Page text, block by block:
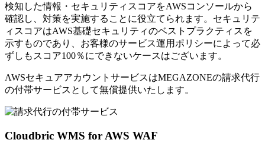
検知した情報・セキュリティスコアをAWSコンソールから
確認し、対策を実施することに役立てられます。セキュリテ
ィスコアはAWS基礎セキュリティのベストプラクティスを
示すものであり、お客様のサービス運用ポリシーによって必
ずしもスコア100％にできないケースはございます。
AWSセキュアアカウントサービスはMEGAZONEの請求代行
の付帯サービスとして無償提供いたします。
Cloudbric WMS for AWS WAF